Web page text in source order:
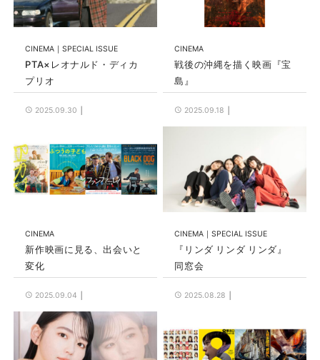
CINEMA SPECIAL ISSUE
PTA×レオナルド・ディカ
プリオ
2025.09.30
CINEMA
戦後の沖縄を描く映画『宝
島』
2025.09.18
CINEMA
新作映画に見る、出会いと
変化
2025.09.04
CINEMA SPECIAL ISSUE
『リンダ リンダ リンダ』
同窓会
2025.08.28